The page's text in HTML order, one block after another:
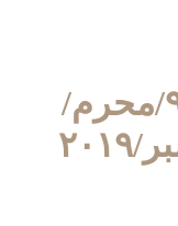
٩/محرم/